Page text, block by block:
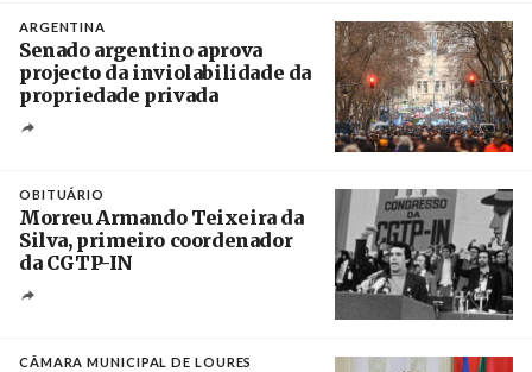
ARGENTINA
Senado argentino aprova
projecto da inviolabilidade da
propriedade privada
OBITUÁRIO
Morreu Armando Teixeira da
Silva, primeiro coordenador
da CGTP-IN
CÂMARA MUNICIPAL DE LOURES